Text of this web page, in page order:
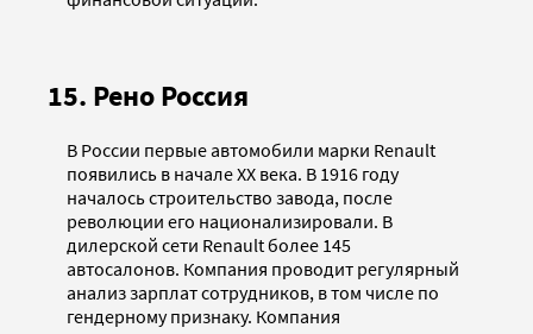
15. Рено Россия
В России первые автомобили марки Renault
появились в начале XX века. В 1916 году
началось строительство завода, после
революции его национализировали. В
дилерской сети Renault более 145
автосалонов. Компания проводит регулярный
анализ зарплат сотрудников, в том числе по
гендерному признаку. Компания